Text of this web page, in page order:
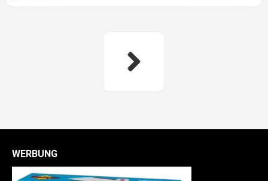
WERBUNG